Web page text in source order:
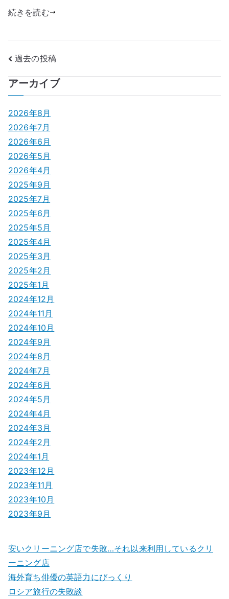
続きを読む
投
稿
ナ
ビ
ゲ
ー
シ
ョ
ン
過去の投稿
アーカイブ
2026年8月
2026年7月
2026年6月
2026年5月
2026年4月
2025年9月
2025年7月
2025年6月
2025年5月
2025年4月
2025年3月
2025年2月
2025年1月
2024年12月
2024年11月
2024年10月
2024年9月
2024年8月
2024年7月
2024年6月
2024年5月
2024年4月
2024年3月
2024年2月
2024年1月
2023年12月
2023年11月
2023年10月
2023年9月
安いクリーニング店で失敗…それ以来利用しているクリ
ーニング店
海外育ち俳優の英語力にびっくり
ロシア旅行の失敗談